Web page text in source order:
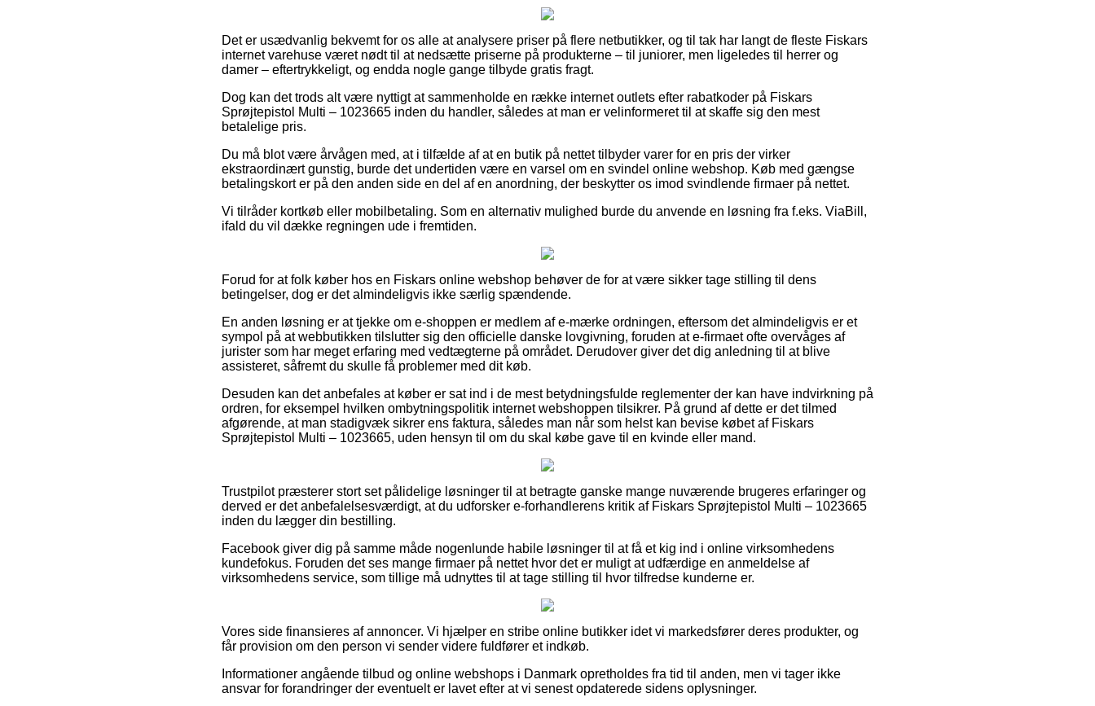
Det er usædvanlig bekvemt for os alle at analysere priser på flere netbutikker, og til tak har langt de fleste Fiskars
internet varehuse været nødt til at nedsætte priserne på produkterne – til juniorer, men ligeledes til herrer og
damer – eftertrykkeligt, og endda nogle gange tilbyde gratis fragt.
Dog kan det trods alt være nyttigt at sammenholde en række internet outlets efter rabatkoder på Fiskars
Sprøjtepistol Multi – 1023665 inden du handler, således at man er velinformeret til at skaffe sig den mest
betalelige pris.
Du må blot være årvågen med, at i tilfælde af at en butik på nettet tilbyder varer for en pris der virker
ekstraordinært gunstig, burde det undertiden være en varsel om en svindel online webshop. Køb med gængse
betalingskort er på den anden side en del af en anordning, der beskytter os imod svindlende firmaer på nettet.
Vi tilråder kortkøb eller mobilbetaling. Som en alternativ mulighed burde du anvende en løsning fra f.eks. ViaBill,
ifald du vil dække regningen ude i fremtiden.
Forud for at folk køber hos en Fiskars online webshop behøver de for at være sikker tage stilling til dens
betingelser, dog er det almindeligvis ikke særlig spændende.
En anden løsning er at tjekke om e-shoppen er medlem af e-mærke ordningen, eftersom det almindeligvis er et
sympol på at webbutikken tilslutter sig den officielle danske lovgivning, foruden at e-firmaet ofte overvåges af
jurister som har meget erfaring med vedtægterne på området. Derudover giver det dig anledning til at blive
assisteret, såfremt du skulle få problemer med dit køb.
Desuden kan det anbefales at køber er sat ind i de mest betydningsfulde reglementer der kan have indvirkning på
ordren, for eksempel hvilken ombytningspolitik internet webshoppen tilsikrer. På grund af dette er det tilmed
afgørende, at man stadigvæk sikrer ens faktura, således man når som helst kan bevise købet af Fiskars
Sprøjtepistol Multi – 1023665, uden hensyn til om du skal købe gave til en kvinde eller mand.
Trustpilot præsterer stort set pålidelige løsninger til at betragte ganske mange nuværende brugeres erfaringer og
derved er det anbefalelsesværdigt, at du udforsker e-forhandlerens kritik af Fiskars Sprøjtepistol Multi – 1023665
inden du lægger din bestilling.
Facebook giver dig på samme måde nogenlunde habile løsninger til at få et kig ind i online virksomhedens
kundefokus. Foruden det ses mange firmaer på nettet hvor det er muligt at udfærdige en anmeldelse af
virksomhedens service, som tillige må udnyttes til at tage stilling til hvor tilfredse kunderne er.
Vores side finansieres af annoncer. Vi hjælper en stribe online butikker idet vi markedsfører deres produkter, og
får provision om den person vi sender videre fuldfører et indkøb.
Informationer angående tilbud og online webshops i Danmark opretholdes fra tid til anden, men vi tager ikke
ansvar for forandringer der eventuelt er lavet efter at vi senest opdaterede sidens oplysninger.